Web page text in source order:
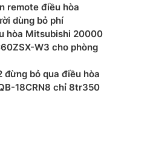
remote điều hòa
dùng bỏ phí
hòa Mitsubishi 20000
W3 cho phòng
đừng bỏ qua điều hòa
18CRN8 chỉ 8tr350